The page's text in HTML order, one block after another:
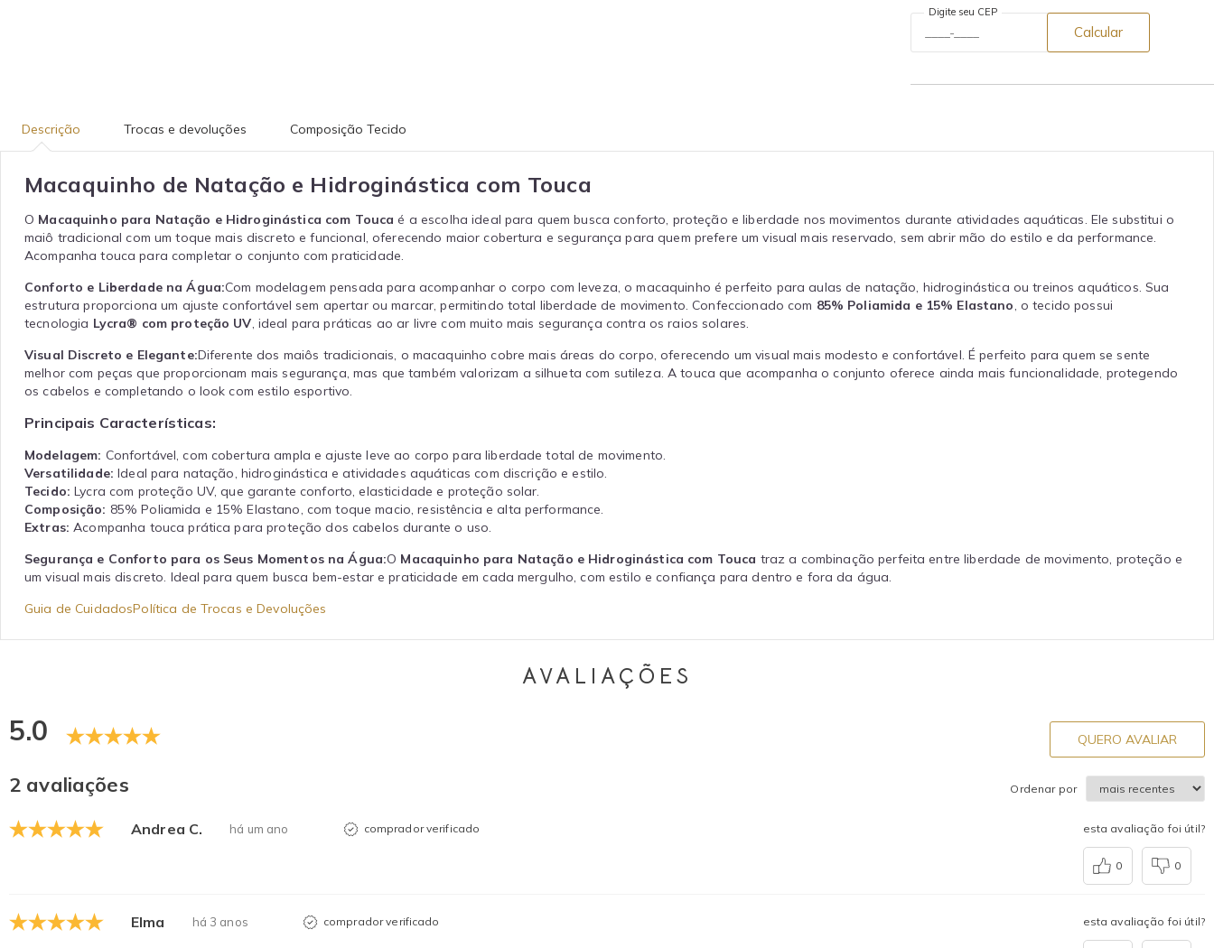
Digite seu CEP
Calcular
Descrição Trocas e devoluções Composição Tecido
Macaquinho de Natação e Hidroginástica com Touca
O Macaquinho para Natação e Hidroginástica com Touca é a escolha ideal para quem busca conforto, proteção e liberdade nos movimentos durante atividades aquáticas. Ele substitui o
maiô tradicional com um toque mais discreto e funcional, oferecendo maior cobertura e segurança para quem prefere um visual mais reservado, sem abrir mão do estilo e da performance.
Acompanha touca para completar o conjunto com praticidade.
Conforto e Liberdade na Água:Com modelagem pensada para acompanhar o corpo com leveza, o macaquinho é perfeito para aulas de natação, hidroginástica ou treinos aquáticos. Sua
estrutura proporciona um ajuste confortável sem apertar ou marcar, permitindo total liberdade de movimento. Confeccionado com 85% Poliamida e 15% Elastano , o tecido possui
tecnologia Lycra® com proteção UV , ideal para práticas ao ar livre com muito mais segurança contra os raios solares.
Visual Discreto e Elegante:Diferente dos maiôs tradicionais, o macaquinho cobre mais áreas do corpo, oferecendo um visual mais modesto e confortável. É perfeito para quem se sente
melhor com peças que proporcionam mais segurança, mas que também valorizam a silhueta com sutileza. A touca que acompanha o conjunto oferece ainda mais funcionalidade, protegendo
os cabelos e completando o look com estilo esportivo.
Principais Características:
Modelagem: Confortável, com cobertura ampla e ajuste leve ao corpo para liberdade total de movimento.
Versatilidade: Ideal para natação, hidroginástica e atividades aquáticas com discrição e estilo.
Tecido: Lycra com proteção UV, que garante conforto, elasticidade e proteção solar.
Composição: 85% Poliamida e 15% Elastano, com toque macio, resistência e alta performance.
Extras: Acompanha touca prática para proteção dos cabelos durante o uso.
Segurança e Conforto para os Seus Momentos na Água:O Macaquinho para Natação e Hidroginástica com Touca traz a combinação perfeita entre liberdade de movimento, proteção e
um visual mais discreto. Ideal para quem busca bem-estar e praticidade em cada mergulho, com estilo e confiança para dentro e fora da água.
Guia de CuidadosPolítica de Trocas e Devoluções
AVALIAÇÕES
5.0 QUERO AVALIAR
2 avaliações Ordenar por
Andrea C. há um ano comprador verificado esta avaliação foi útil?
0 0
Elma há 3 anos comprador verificado esta avaliação foi útil?